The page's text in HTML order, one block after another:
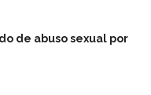
de abuso sexual por